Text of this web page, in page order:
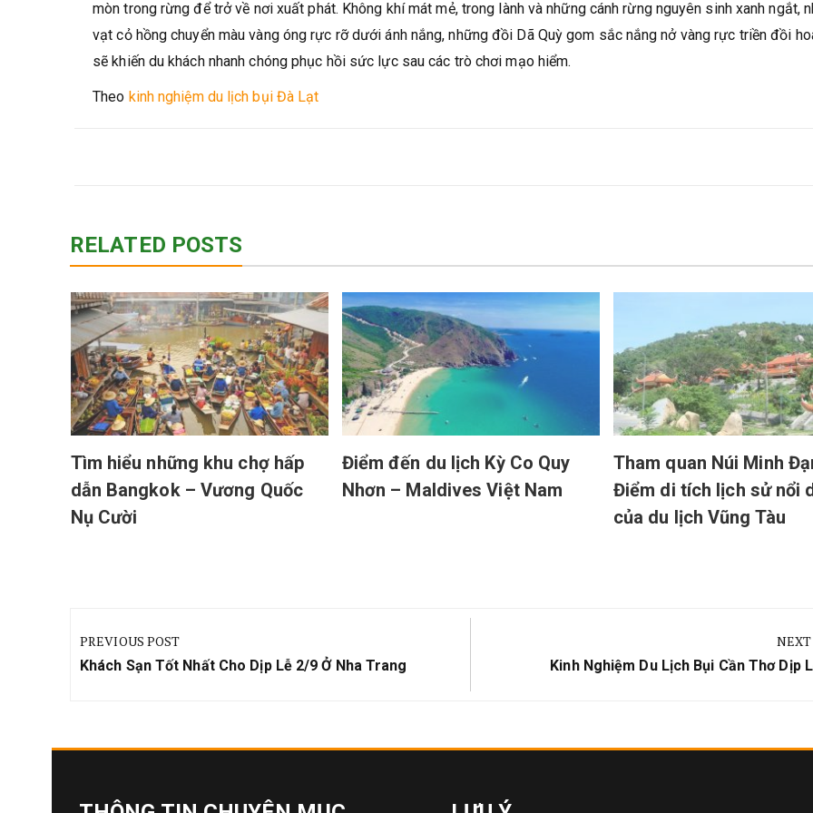
mòn trong rừng để trở về nơi xuất phát. Không khí mát mẻ, trong lành và những cánh rừng nguyên sinh xanh ngắt,
vạt cỏ hồng chuyển màu vàng óng rực rỡ dưới ánh nắng, những đồi Dã Quỳ gom sắc nắng nở vàng rực triền đồi
sẽ khiến du khách nhanh chóng phục hồi sức lực sau các trò chơi mạo hiểm.
Theo kinh nghiệm du lịch bụi Đà Lạt
RELATED POSTS
Tìm hiểu những khu chợ hấp
dẫn Bangkok – Vương Quốc
Nụ Cười
Điểm đến du lịch Kỳ Co Quy
Nhơn – Maldives Việt Nam
Tham quan Núi Minh
Điểm di tích lịch sử nổi
của du lịch Vũng Tàu
hướng
bài
PREVIOUS POST
Previous
Khách Sạn Tốt Nhất Cho Dịp Lễ 2/9 Ở Nha Trang
NEXT
Next
Kinh Nghiệm Du Lịch Bụi Cần Thơ Dịp